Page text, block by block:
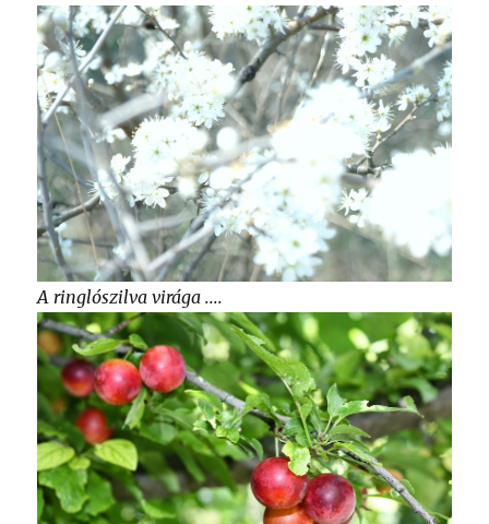
A ringlószilva virága ....